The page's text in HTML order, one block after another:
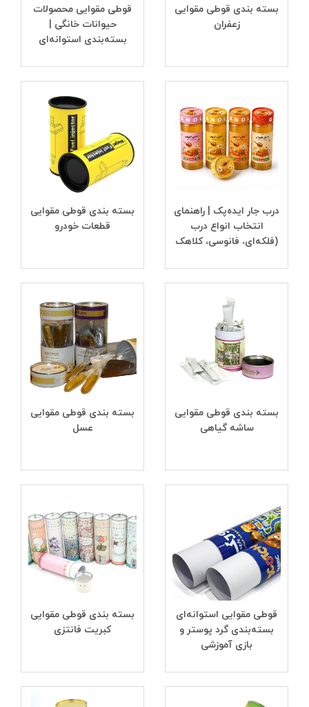
بسته بندی قوطی مقوایی
زعفران
قوطی مقوایی محصولات
حیوانات خانگی |
بسته‌بندی استوانه‌ای
درب جار ایده‌پک | راهنمای
انتخاب انواع درب
(فلکه‌ای، فانوسی، کلاهک
بسته بندی قوطی مقوایی
قطعات خودرو
بسته بندی قوطی مقوایی
ساشه گیاهی
بسته بندی قوطی مقوایی
عسل
قوطی مقوایی استوانه‌ای
بسته‌بندی گرد پوستر و
بازی آموزشی
بسته بندی قوطی مقوایی
کبریت فانتزی